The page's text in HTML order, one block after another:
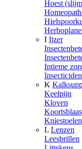
Hoest
I Ijzer
Intieme
Insecticiden
K
Keelpijn
Kloven
L Lenzen
Leesbrillen